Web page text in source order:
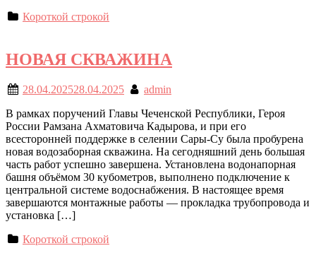
Короткой строкой
НОВАЯ СКВАЖИНА
28.04.202528.04.2025
admin
В рамках поручений Главы Чеченской Республики, Героя
России Рамзана Ахматовича Кадырова, и при его
всесторонней поддержке в селении Сары-Су была пробурена
новая водозаборная скважина. На сегодняшний день большая
часть работ успешно завершена. Установлена водонапорная
башня объёмом 30 кубометров, выполнено подключение к
центральной системе водоснабжения. В настоящее время
завершаются монтажные работы — прокладка трубопровода и
установка […]
Короткой строкой